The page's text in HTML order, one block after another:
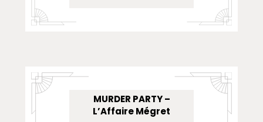
MURDER PARTY –
L’Affaire Mégret